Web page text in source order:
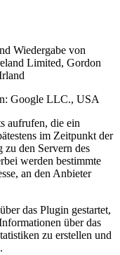
Wiedergabe von
Limited, Gordon
Google LLC., USA
aufrufen, die ein
im Zeitpunkt der
den Servern des
werden bestimmte
an den Anbieter
das Plugin gestartet,
über das
zu erstellen und